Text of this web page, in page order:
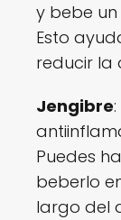
y bebe
Esto
reducir la
Jengibre
Puedes
beberlo
largo del